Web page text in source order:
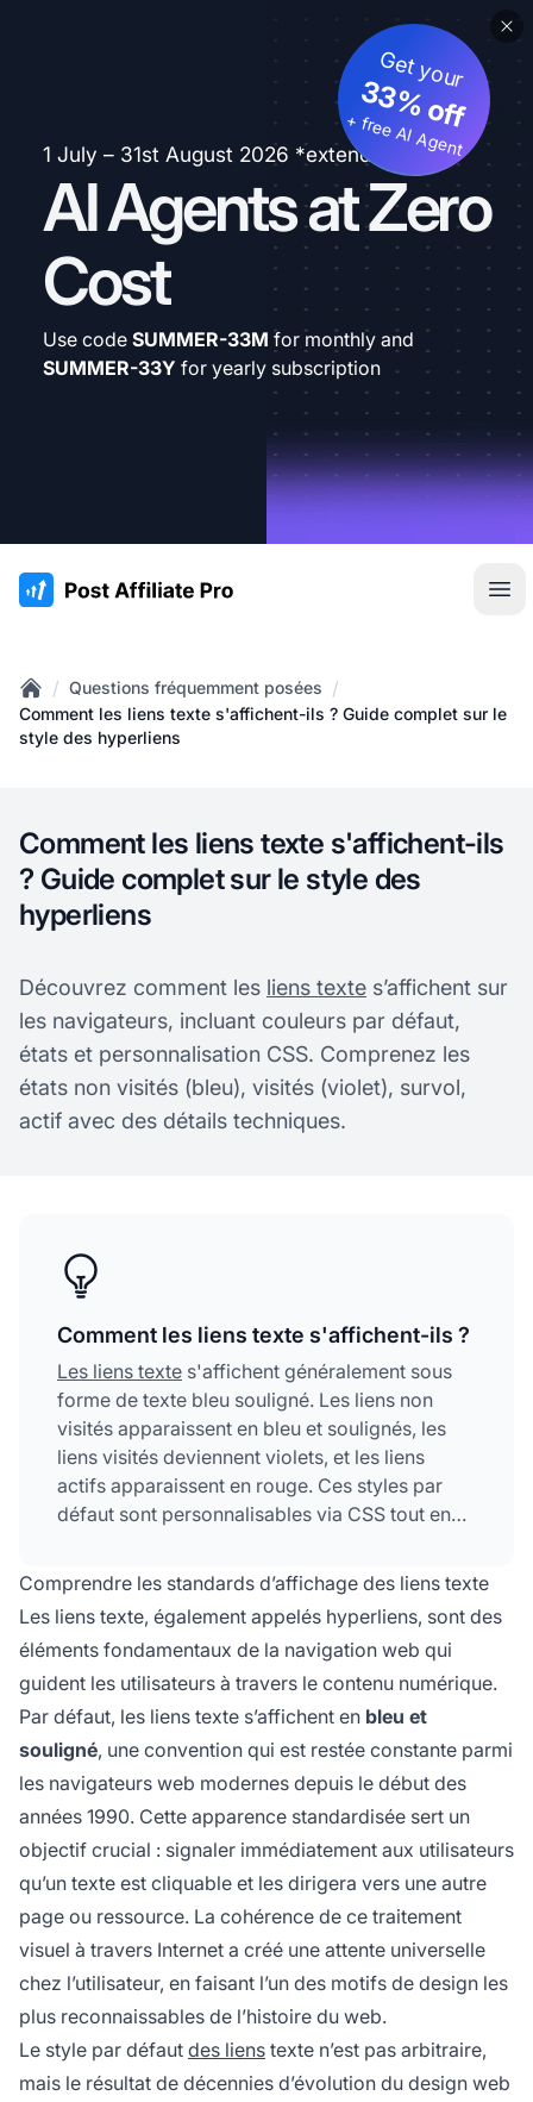
1 July – 31st August 2026 *extended
AI Agents at Zero
Cost
Get your
33% off
+ free AI Agent
Use code SUMMER-33M for monthly and
SUMMER-33Y for yearly subscription
:site.title
Home
/ Questions fréquemment posées /
Comment les liens texte s'affichent-ils ? Guide complet sur le
style des hyperliens
Comment les liens texte s'affichent-ils
? Guide complet sur le style des
hyperliens
Découvrez comment les liens texte s’affichent sur
les navigateurs, incluant couleurs par défaut,
états et personnalisation CSS. Comprenez les
états non visités (bleu), visités (violet), survol,
actif avec des détails techniques.
Comment les liens texte s'affichent-ils ?
Les liens texte s'affichent généralement sous
forme de texte bleu souligné. Les liens non
visités apparaissent en bleu et soulignés, les
liens visités deviennent violets, et les liens
actifs apparaissent en rouge. Ces styles par
défaut sont personnalisables via CSS tout en
Comprendre les standards d’affichage des liens texte
Les liens texte, également appelés hyperliens, sont des
éléments fondamentaux de la navigation web qui
guident les utilisateurs à travers le contenu numérique.
Par défaut, les liens texte s’affichent en bleu et
souligné, une convention qui est restée constante parmi
les navigateurs web modernes depuis le début des
années 1990. Cette apparence standardisée sert un
objectif crucial : signaler immédiatement aux utilisateurs
qu’un texte est cliquable et les dirigera vers une autre
page ou ressource. La cohérence de ce traitement
visuel à travers Internet a créé une attente universelle
chez l’utilisateur, en faisant l’un des motifs de design les
plus reconnaissables de l’histoire du web.
Le style par défaut des liens texte n’est pas arbitraire,
mais le résultat de décennies d’évolution du design web